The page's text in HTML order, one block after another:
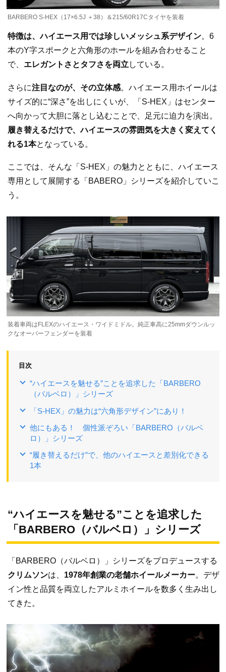
BARBERO S-HEX（17×6.5J ＋38）＆215/60R17Cタイヤを装着
特徴は、ハイエース用では珍しいメッシュ系デザイン。6
本のY字スポークと六角形のホールを組み合わせること
で、 エレガントさとタフさを両立 している。
さらに注目なのが、その立体感。ハイエース用ホイールは
サイズ的に“深さ”を出しにくいが、「S-HEX」はセンター
へ向かって大胆に落とし込むことで、足元に迫力を演出。
履き替えるだけで、ハイエースの雰囲気を大きく変えてく
れる1本となっている。
ここでは、そんな「S-HEX」の魅力とともに、ハイエース
専用として展開する「BABERO」シリーズを紹介していこ
う。
装着車両はFLEXのハイエース・ワイドミドル。純正車高に25mmダウンルッ
クなオーバーフェンダーを装着
目次
“ハイエースを魅せる”ことを追求した「BARBERO
（バルベロ）」シリーズ
「S-HEX」の魅力は“六角形デザイン”にあり！
他にもある！ 個性派ぞろい「BARBERO（バルベ
ロ）」シリーズ
“履き替えるだけ”で、他のハイエースと差別化できる
1本
“ハイエースを魅せる”ことを追求した
「BARBERO（バルベロ）」シリーズ
「BARBERO（バルベロ）」シリーズをプロデュースする
クリムソンは、 1978年創業の老舗ホイールメーカー。デザ
イン性と品質を両立したアルミホイールを数多く生み出し
てきた。